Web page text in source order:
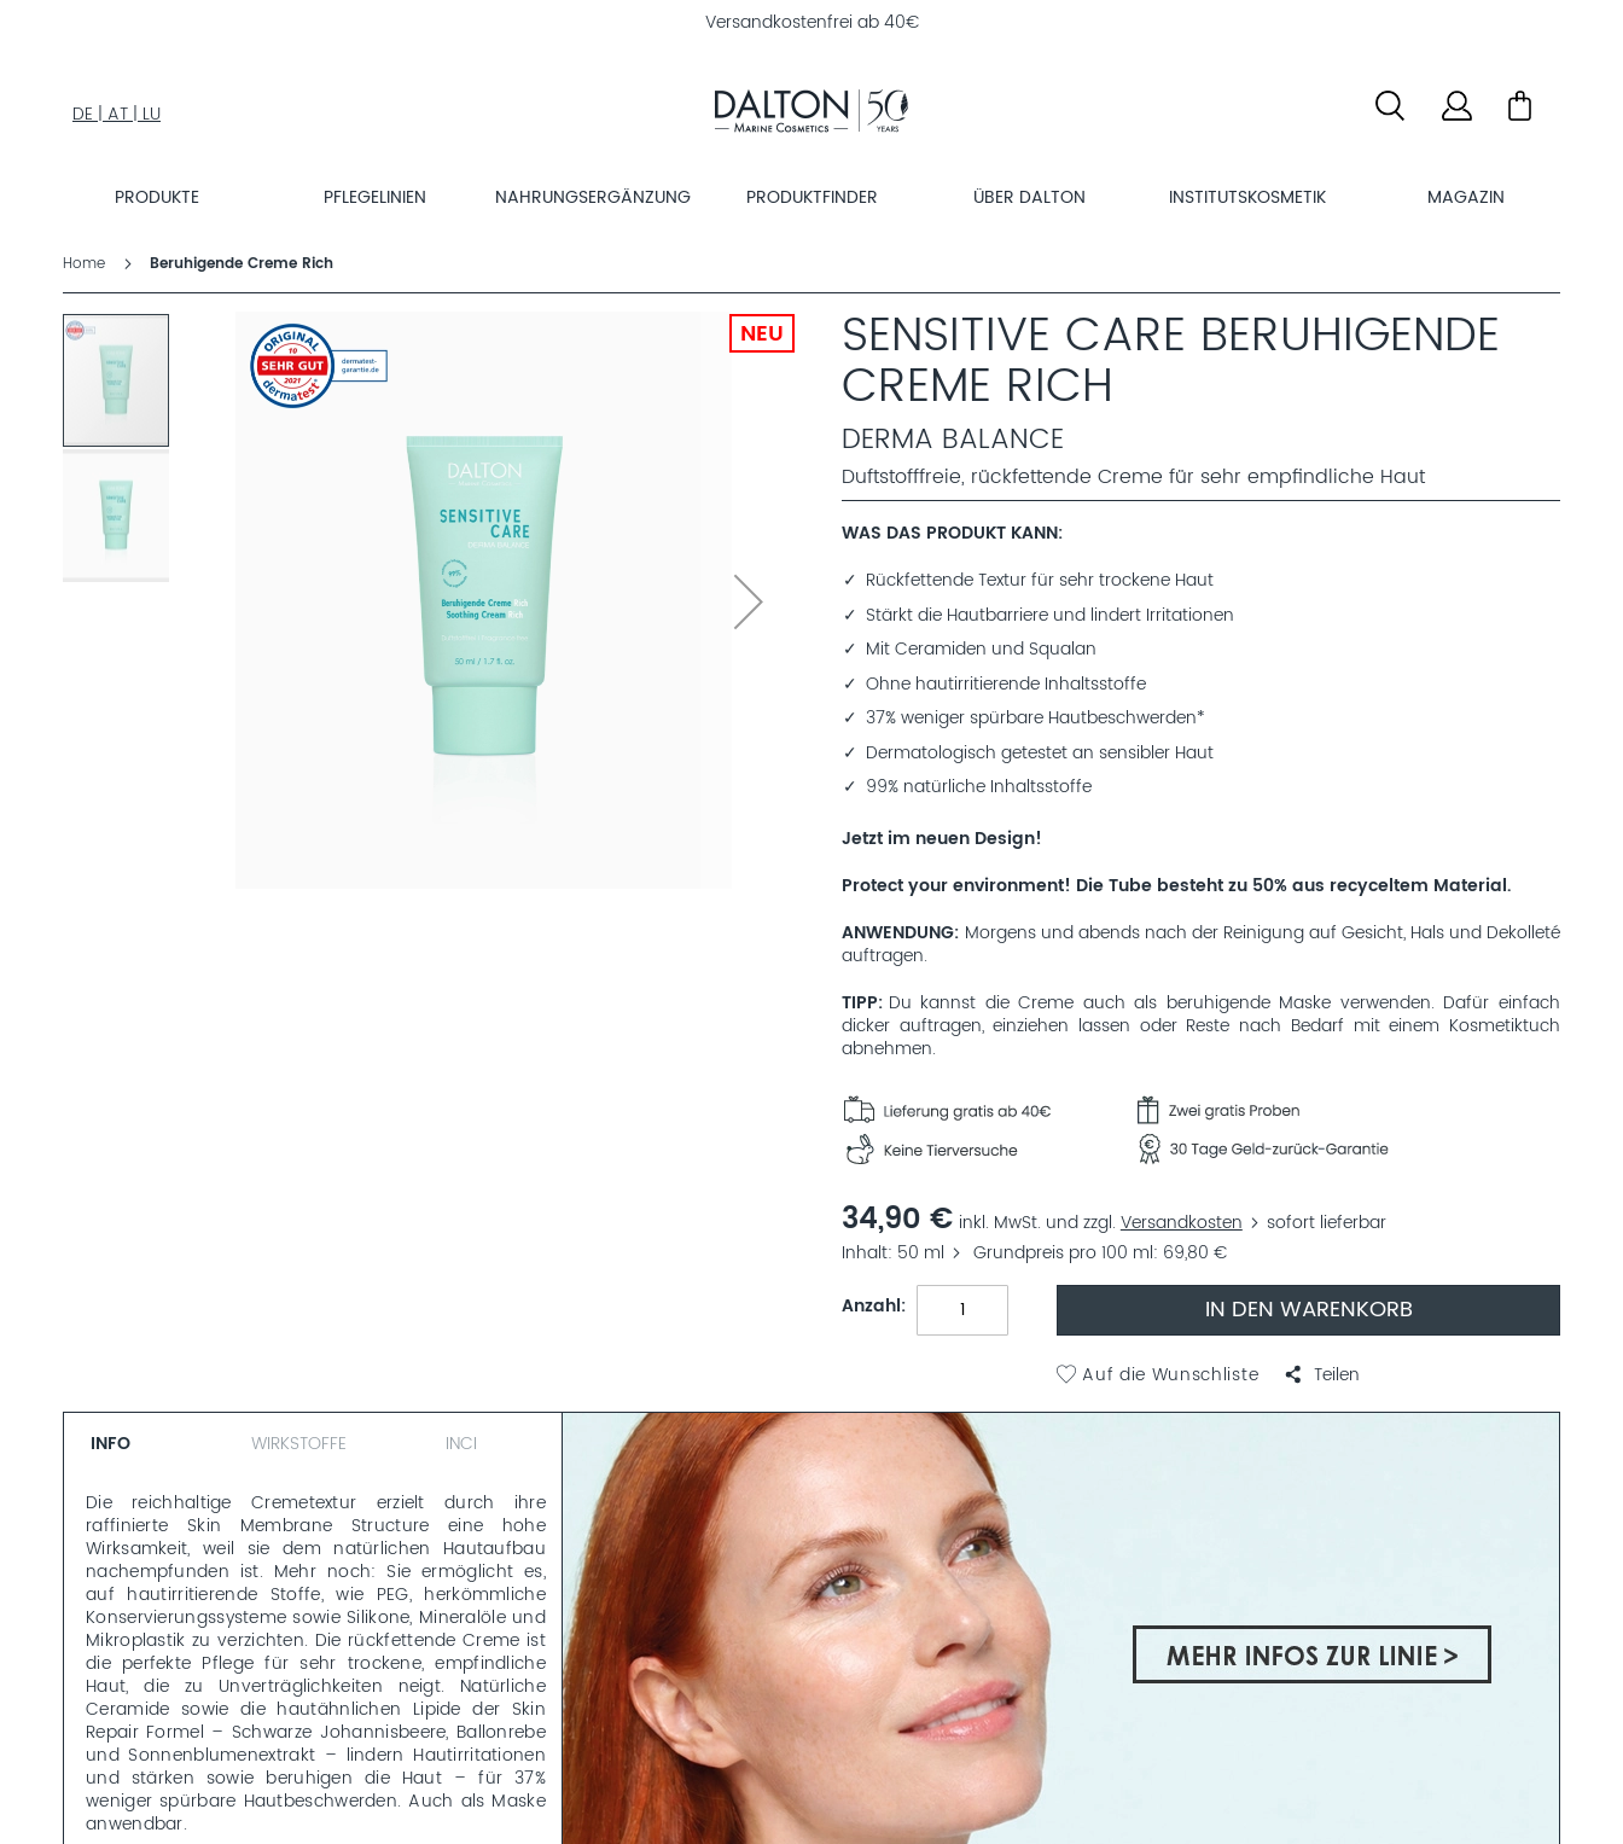
Versandkostenfrei ab 40€
DE | AT | LU
PRODUKTFINDER
INSTITUTSKOSMETIK
PRODUKTE PFLEGELINIEN NAHRUNGSERGÄNZUNG PRODUKTFINDER ÜBER DALTON INSTITUTSKOSMETIK MAGAZIN
Home Beruhigende Creme Rich
SENSITIVE CARE BERUHIGENDE
CREME RICH
DERMA BALANCE
Duftstofffreie, rückfettende Creme für sehr empfindliche Haut
WAS DAS PRODUKT KANN
Rückfettende Textur für sehr trockene Haut
Stärkt die Hautbarriere und lindert Irritationen
Mit Ceramiden und Squalan
Ohne hautirritierende Inhaltsstoffe
37% weniger spürbare Hautbeschwerden*
Dermatologisch getestet an sensibler Haut
99% natürliche Inhaltsstoffe
Jetzt im neuen Design!
Protect your environment! Die Tube besteht zu 50% aus recyceltem Material.
ANWENDUNG Morgens und abends nach der Reinigung auf Gesicht, Hals und Dekolleté
auftragen.
TIPP Du kannst die Creme auch als beruhigende Maske verwenden. Dafür einfach
dicker auftragen, einziehen lassen oder Reste nach Bedarf mit einem Kosmetiktuch
abnehmen.
34,90 € inkl. MwSt. und zzgl.Versandkosten
sofort lieferbar
Inhalt 50 ml Grundpreis pro 100 ml 69,80 €
Anzahl IN DEN WARENKORB
Auf die Wunschliste Teilen
NEU
INFO
Die reichhaltige Cremetextur erzielt durch ihre
raffinierte Skin Membrane Structure eine hohe
Wirksamkeit, weil sie dem natürlichen Hautaufbau
nachempfunden ist. Mehr noch: Sie ermöglicht es,
auf hautirritierende Stoffe, wie PEG, herkömmliche
Konservierungssysteme sowie Silikone, Mineralöle und
Mikroplastik zu verzichten. Die rückfettende Creme ist
die perfekte Pflege für sehr trockene, empfindliche
Haut, die zu Unverträglichkeiten neigt. Natürliche
Ceramide sowie die hautähnlichen Lipide der Skin
Repair Formel – Schwarze Johannisbeere, Ballonrebe
und Sonnenblumenextrakt – lindern Hautirritationen
und stärken sowie beruhigen die Haut – für 37%
weniger spürbare Hautbeschwerden. Auch als Maske
anwendbar.
WIRKSTOFFE INCI